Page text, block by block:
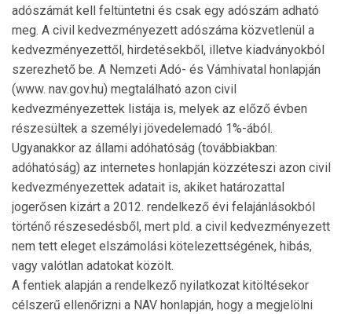
adószámát kell feltüntetni és csak egy adószám adható
meg. A civil kedvezményezett adószáma közvetlenül a
kedvezményezettől, hirdetésekből, illetve kiadványokból
szerezhető be. A Nemzeti Adó- és Vámhivatal honlapján
(www. nav.gov.hu) megtalálható azon civil
kedvezményezettek listája is, melyek az előző évben
részesültek a személyi jövedelemadó 1%-ából.
Ugyanakkor az állami adóhatóság (továbbiakban:
adóhatóság) az internetes honlapján közzéteszi azon civil
kedvezményezettek adatait is, akiket határozattal
jogerősen kizárt a 2012. rendelkező évi felajánlásokból
történő részesedésből, mert pld. a civil kedvezményezett
nem tett eleget elszámolási kötelezettségének, hibás,
vagy valótlan adatokat közölt.
A fentiek alapján a rendelkező nyilatkozat kitöltésekor
célszerű ellenőrizni a NAV honlapján, hogy a megjelölni